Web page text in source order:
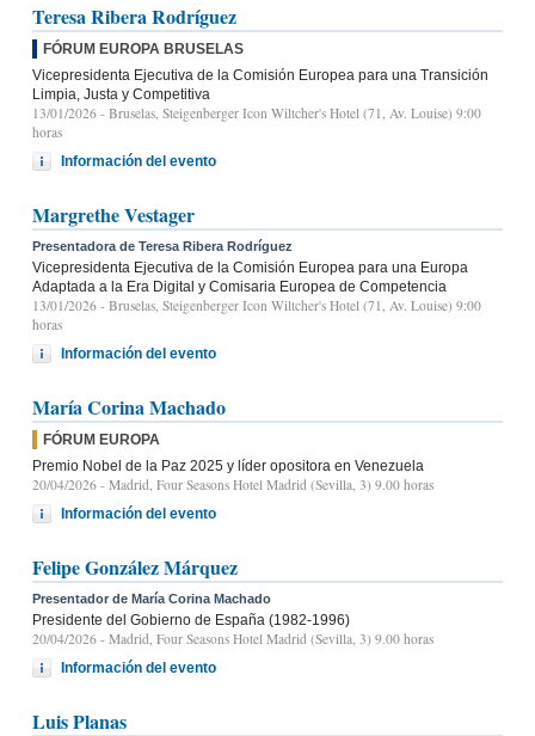
Teresa Ribera Rodríguez
FÓRUM EUROPA BRUSELAS
Vicepresidenta Ejecutiva de la Comisión Europea para una Transición
Limpia, Justa y Competitiva
13/01/2026 - Bruselas, Steigenberger Icon Wiltcher's Hotel (71, Av. Louise) 9:00
horas
Información del evento
Margrethe Vestager
Presentadora de Teresa Ribera Rodríguez
Vicepresidenta Ejecutiva de la Comisión Europea para una Europa
Adaptada a la Era Digital y Comisaria Europea de Competencia
13/01/2026 - Bruselas, Steigenberger Icon Wiltcher's Hotel (71, Av. Louise) 9:00
horas
Información del evento
María Corina Machado
FÓRUM EUROPA
Premio Nobel de la Paz 2025 y líder opositora en Venezuela
20/04/2026 - Madrid, Four Seasons Hotel Madrid (Sevilla, 3) 9.00 horas
Información del evento
Felipe González Márquez
Presentador de María Corina Machado
Presidente del Gobierno de España (1982-1996)
20/04/2026 - Madrid, Four Seasons Hotel Madrid (Sevilla, 3) 9.00 horas
Información del evento
Luis Planas